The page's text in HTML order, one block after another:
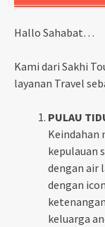
Hallo Sahabat…
Kami dari Sakhi
layanan Travel
PULAU
Keindahan
kepulauan
dengan air
dengan
keluarga